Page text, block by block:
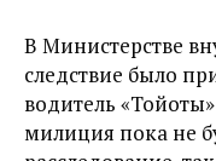
В Министерстве
следствие было
водитель
милиция пока не